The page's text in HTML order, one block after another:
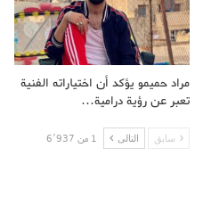
مراد حميمو يؤكد أن اختياراته الفنية
تعبر عن رؤية درامية…
سابق التالى 1 من 6٬937